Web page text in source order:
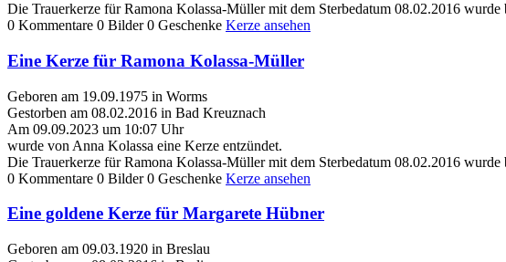
Die Trauerkerze für Ramona Kolassa-Müller mit dem Sterbedatum 08.02.2016
0 Kommentare 0 Bilder 0 Geschenke Kerze ansehen
Eine Kerze für Ramona Kolassa-Müller
Geboren am 19.09.1975 in Worms
Gestorben am 08.02.2016 in Bad Kreuznach
Am 09.09.2023 um 10:07 Uhr
wurde von Anna Kolassa eine Kerze entzündet.
Die Trauerkerze für Ramona Kolassa-Müller mit dem Sterbedatum 08.02.2016
0 Kommentare 0 Bilder 0 Geschenke Kerze ansehen
Eine goldene Kerze für Margarete Hübner
Geboren am 09.03.1920 in Breslau